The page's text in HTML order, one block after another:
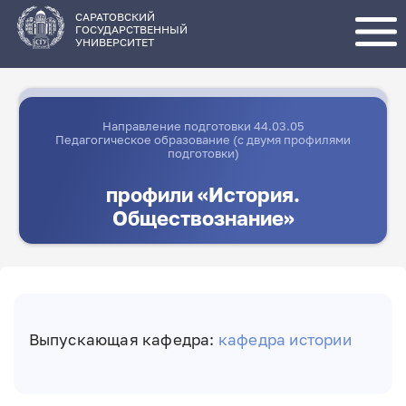
основному
содержанию
САРАТОВСКИЙ
ГОСУДАРСТВЕННЫЙ
УНИВЕРСИТЕТ
Направление подготовки 44.03.05
Педагогическое образование (с двумя профилями
подготовки)
профили «История.
Обществознание»
Выпускающая кафедра: кафедра истории